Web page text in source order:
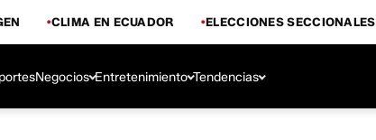
CLIMA EN ECUADOR ELECCIONES SECCIONALES
Negocios Entretenimiento Tendencias